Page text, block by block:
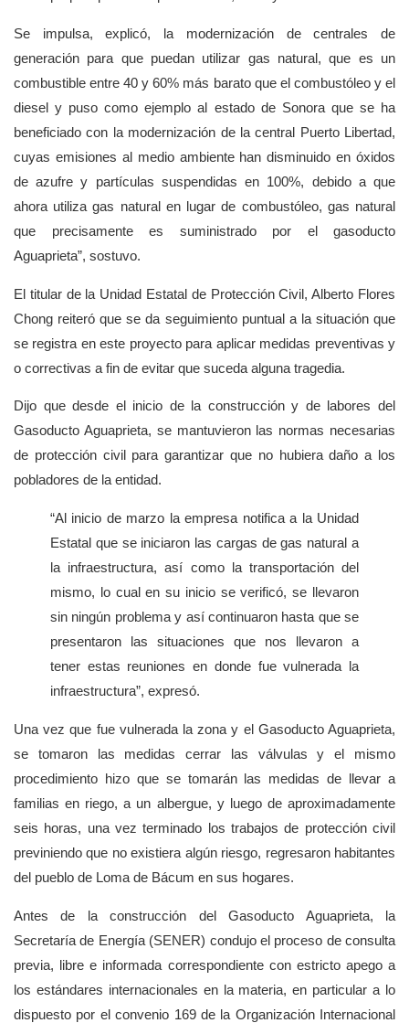
Se impulsa, explicó, la modernización de centrales de
generación para que puedan utilizar gas natural, que es un
combustible entre 40 y 60% más barato que el combustóleo y el
diesel y puso como ejemplo al estado de Sonora que se ha
beneficiado con la modernización de la central Puerto Libertad,
cuyas emisiones al medio ambiente han disminuido en óxidos
de azufre y partículas suspendidas en 100%, debido a que
ahora utiliza gas natural en lugar de combustóleo, gas natural
que precisamente es suministrado por el gasoducto
Aguaprieta”, sostuvo.
El titular de la Unidad Estatal de Protección Civil, Alberto Flores
Chong reiteró que se da seguimiento puntual a la situación que
se registra en este proyecto para aplicar medidas preventivas y
o correctivas a fin de evitar que suceda alguna tragedia.
Dijo que desde el inicio de la construcción y de labores del
Gasoducto Aguaprieta, se mantuvieron las normas necesarias
de protección civil para garantizar que no hubiera daño a los
pobladores de la entidad.
“Al inicio de marzo la empresa notifica a la Unidad
Estatal que se iniciaron las cargas de gas natural a
la infraestructura, así como la transportación del
mismo, lo cual en su inicio se verificó, se llevaron
sin ningún problema y así continuaron hasta que se
presentaron las situaciones que nos llevaron a
tener estas reuniones en donde fue vulnerada la
infraestructura”, expresó.
Una vez que fue vulnerada la zona y el Gasoducto Aguaprieta,
se tomaron las medidas cerrar las válvulas y el mismo
procedimiento hizo que se tomarán las medidas de llevar a
familias en riego, a un albergue, y luego de aproximadamente
seis horas, una vez terminado los trabajos de protección civil
previniendo que no existiera algún riesgo, regresaron habitantes
del pueblo de Loma de Bácum en sus hogares.
Antes de la construcción del Gasoducto Aguaprieta, la
Secretaría de Energía (SENER) condujo el proceso de consulta
previa, libre e informada correspondiente con estricto apego a
los estándares internacionales en la materia, en particular a lo
dispuesto por el convenio 169 de la Organización Internacional